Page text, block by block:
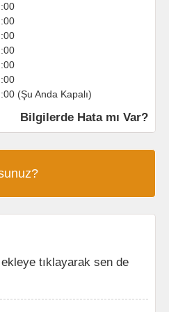
(Şu Anda Kapalı)
Bilgilerde Hata mı Var?
tıklayarak sen de